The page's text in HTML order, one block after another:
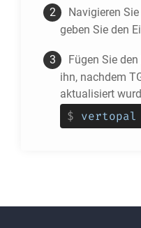
Navigieren
geben Sie den
Fügen Sie
ihn, nachdem
aktualisiert
$ vertopal